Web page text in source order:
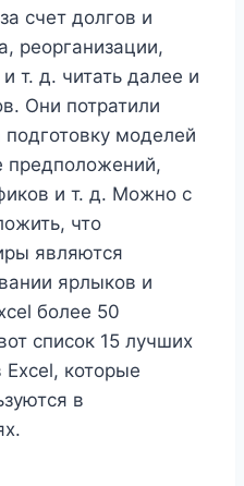
счет долгов и
реорганизации,
т. д. читать далее и
Они потратили
моделей
предположений,
и т. д. Можно с
что
являются
ярлыков и
более 50
список 15 лучших
которые
в